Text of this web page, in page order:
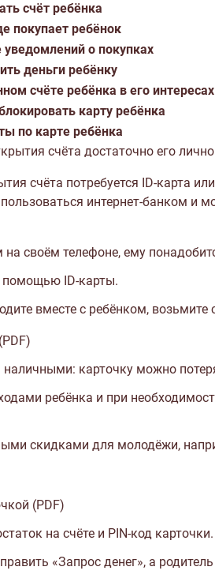
счёт ребёнка
покупает ребёнок
о покупках
деньги ребёнку
счёте ребёнка в его интересах
карту ребёнка
по карте ребёнка
счёта достаточно его
счёта потребуется ID-карта
пользоваться интернет-банком
своём телефоне, ему
помощью ID-карты.
вместе с ребёнком,
карточку можно
ребёнка и при
скидками для молодёжи,
(PDF)
на счёте и PIN-код карточки.
«Запрос денег», а